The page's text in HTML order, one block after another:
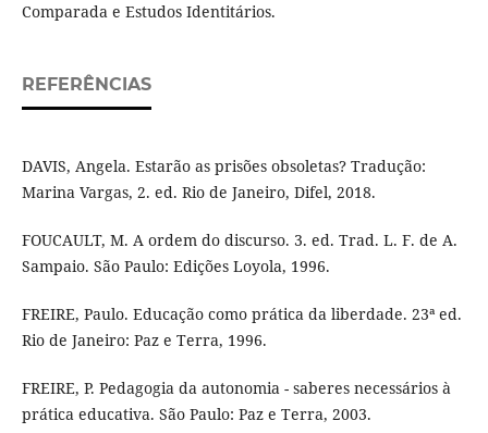
Comparada e Estudos Identitários.
REFERÊNCIAS
DAVIS, Angela. Estarão as prisões obsoletas? Tradução:
Marina Vargas, 2. ed. Rio de Janeiro, Difel, 2018.
FOUCAULT, M. A ordem do discurso. 3. ed. Trad. L. F. de A.
Sampaio. São Paulo: Edições Loyola, 1996.
FREIRE, Paulo. Educação como prática da liberdade. 23ª ed.
Rio de Janeiro: Paz e Terra, 1996.
FREIRE, P. Pedagogia da autonomia - saberes necessários à
prática educativa. São Paulo: Paz e Terra, 2003.